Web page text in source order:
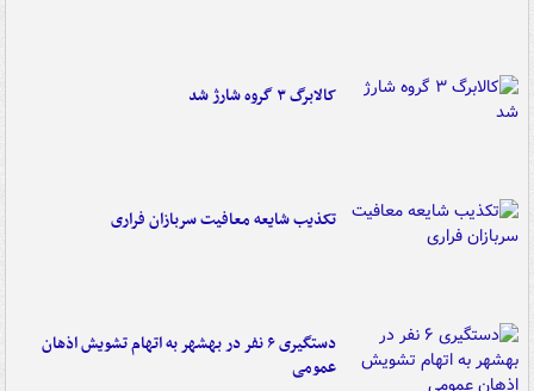
کالابرگ ۳ گروه شارژ شد
تکذیب شایعه معافیت سربازان فراری
دستگیری ۶ نفر در بهشهر به اتهام تشویش اذهان
عمومی